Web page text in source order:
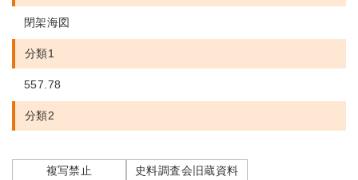
閉架海図
分類1
557.78
分類2
複写禁止 史料調査会旧蔵資料